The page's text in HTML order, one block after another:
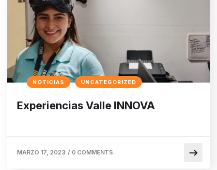
NOTICIAS UNCATEGORIZED
Experiencias Valle INNOVA
MARZO 17, 2023 / 0 COMMENTS